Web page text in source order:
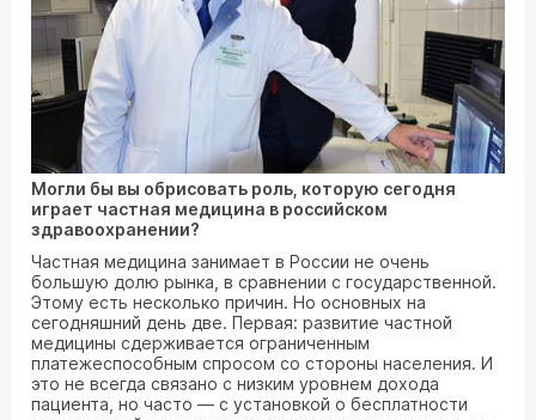
Могли бы вы обрисовать роль, которую сегодня
играет частная медицина в российском
здравоохранении?
Частная медицина занимает в России не очень
большую долю рынка, в сравнении с государственной.
Этому есть несколько причин. Но основных на
сегодняшний день две. Первая: развитие частной
медицины сдерживается ограниченным
платежеспособным спросом со стороны населения. И
это не всегда связано с низким уровнем дохода
пациента, но часто — с установкой о бесплатности